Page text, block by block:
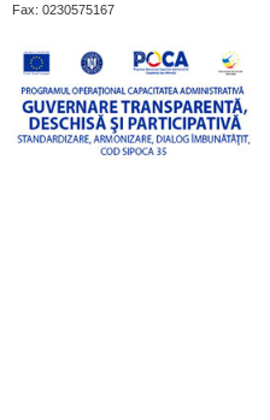
Fax: 0230575167